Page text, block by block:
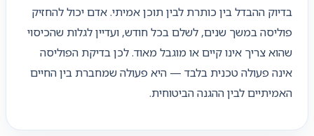
בדיוק ההבדל בין כותרת לבין תוכן אמיתי. אדם יכול להחזיק
פוליסה במשך שנים, לשלם בכל חודש, ועדיין לגלות שהכיסוי
שהוא צריך אינו קיים או מוגבל מאוד. לכן בדיקת הפוליסה
אינה פעולה טכנית בלבד — היא פעולה שמחברת בין החיים
האמיתיים לבין ההגנה הביטוחית.